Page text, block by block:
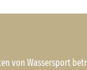
von Wassersport